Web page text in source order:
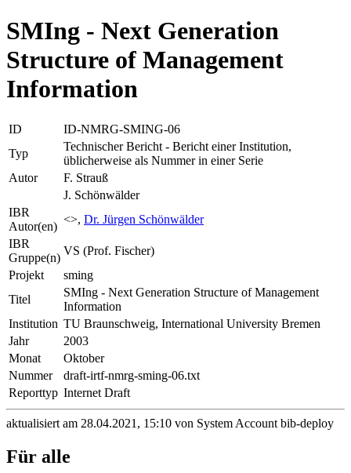
SMIng - Next Generation
Structure of Management
Information
ID
ID-NMRG-SMING-06
Typ
Technischer Bericht - Bericht einer Institution,
üblicherweise als Nummer in einer Serie
Autor
F. Strauß
J. Schönwälder
IBR
Autor(en)
<>, Dr. Jürgen Schönwälder
IBR
Gruppe(n)
VS (Prof. Fischer)
Projekt
sming
Titel
SMIng - Next Generation Structure of Management
Information
Institution TU Braunschweig, International University Bremen
Jahr
2003
Monat
Oktober
Nummer
draft-irtf-nmrg-sming-06.txt
Reporttyp Internet Draft
aktualisiert am 28.04.2021, 15:10 von System Account bib-deploy
Für alle